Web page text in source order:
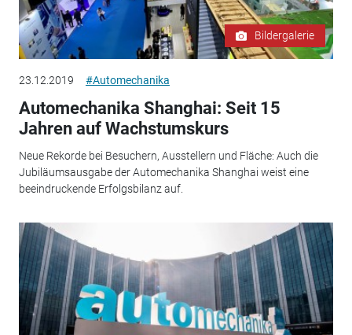
Bildergalerie
23.12.2019 #Automechanika
Automechanika Shanghai: Seit 15
Jahren auf Wachstumskurs
Neue Rekorde bei Besuchern, Ausstellern und Fläche: Auch die
Jubiläumsausgabe der Automechanika Shanghai weist eine
beeindruckende Erfolgsbilanz auf.